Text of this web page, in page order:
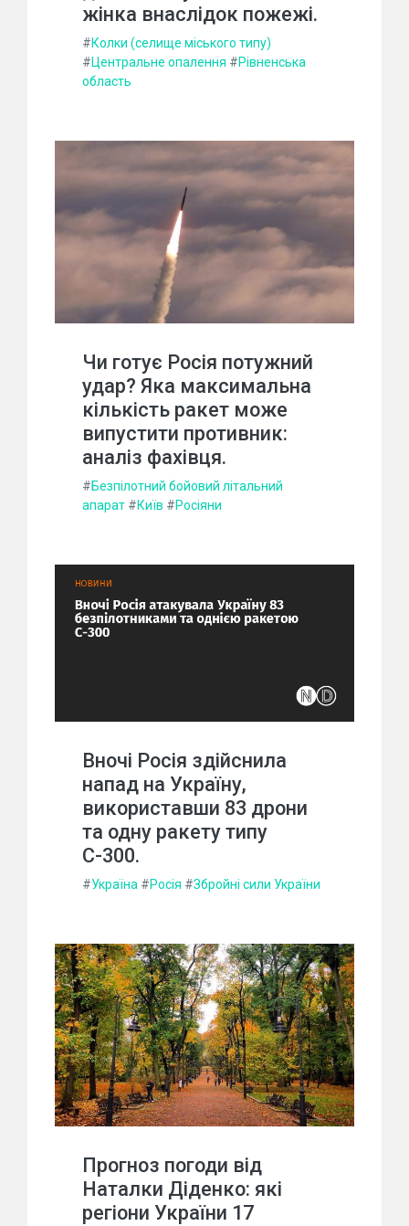
жінка внаслідок пожежі.
#Колки (селище міського типу)
#Центральне опалення #Рівненська
область
Чи готує Росія потужний
удар? Яка максимальна
кількість ракет може
випустити противник:
аналіз фахівця.
#Безпілотний бойовий літальний
апарат #Київ #Росіяни
Вночі Росія здійснила
напад на Україну,
використавши 83 дрони
та одну ракету типу
С-300.
#Україна #Росія #Збройні сили України
Прогноз погоди від
Наталки Діденко: які
регіони України 17